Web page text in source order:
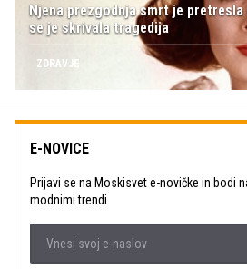
Njena prezgodnja smrt je
se je skrivala tragedija
ZDRAVJE
E-NOVICE
Prijavi se na Moskisvet e-novičke in bodi
modnimi trendi.